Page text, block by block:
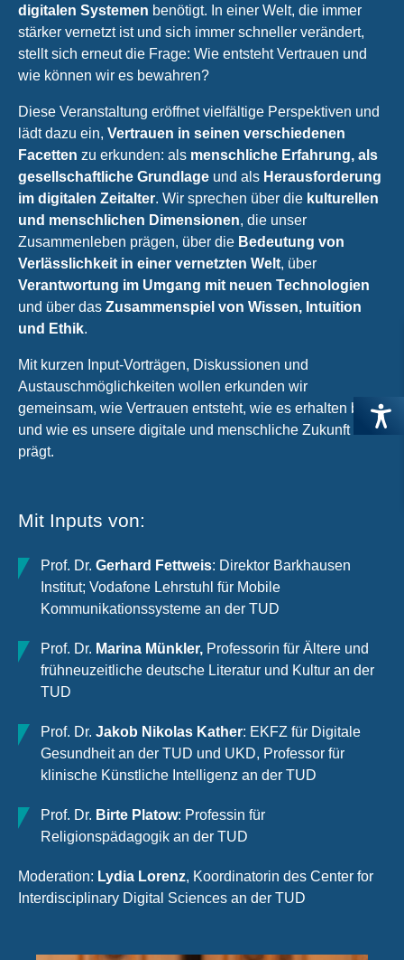
digitalen Systemen benötigt. In einer Welt, die immer
stärker vernetzt ist und sich immer schneller verändert,
stellt sich erneut die Frage: Wie entsteht Vertrauen und
wie können wir es bewahren?
Diese Veranstaltung eröffnet vielfältige Perspektiven und
lädt dazu ein, Vertrauen in seinen verschiedenen
Facetten zu erkunden: als menschliche Erfahrung, als
gesellschaftliche Grundlage und als Herausforderung
im digitalen Zeitalter. Wir sprechen über die kulturellen
und menschlichen Dimensionen, die unser
Zusammenleben prägen, über die Bedeutung von
Verlässlichkeit in einer vernetzten Welt, über
Verantwortung im Umgang mit neuen Technologien
und über das Zusammenspiel von Wissen, Intuition
und Ethik.
Mit kurzen Input-Vorträgen, Diskussionen und
Austauschmöglichkeiten wollen erkunden wir
gemeinsam, wie Vertrauen entsteht, wie es erhalten bleibt
und wie es unsere digitale und menschliche Zukunft
prägt.
Mit Inputs von:
Prof. Dr. Gerhard Fettweis: Direktor Barkhausen
Institut; Vodafone Lehrstuhl für Mobile
Kommunikationssysteme an der TUD
Prof. Dr. Marina Münkler, Professorin für Ältere und
frühneuzeitliche deutsche Literatur und Kultur an der
TUD
Prof. Dr. Jakob Nikolas Kather: EKFZ für Digitale
Gesundheit an der TUD und UKD, Professor für
klinische Künstliche Intelligenz an der TUD
Prof. Dr. Birte Platow: Professin für
Religionspädagogik an der TUD
Moderation: Lydia Lorenz, Koordinatorin des Center for
Interdisciplinary Digital Sciences an der TUD